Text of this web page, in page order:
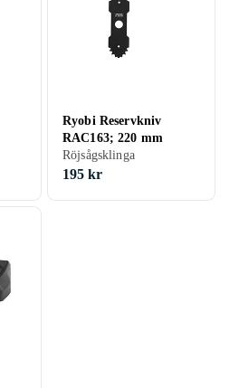
Ryobi Reservkniv
RAC163; 220 mm
Röjsågsklinga
195 kr